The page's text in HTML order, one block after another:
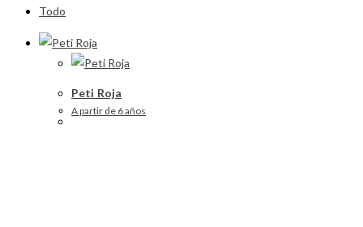
Todo
Peti Roja
A partir de 6 años